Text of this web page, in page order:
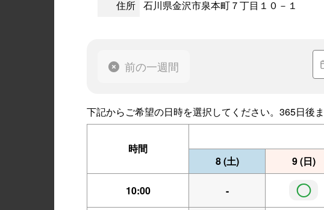
住所 石川県金沢市泉本町７丁目１０－１
前の一週間
下記からご希望の日時を選択してください。365日後ま
時間
8(土) 9(日)
10:00 - ◯